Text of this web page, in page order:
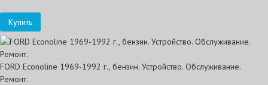
Купить
FORD Econoline 1969-1992 г., бензин. Устройство. Обслуживание.
Ремонт.